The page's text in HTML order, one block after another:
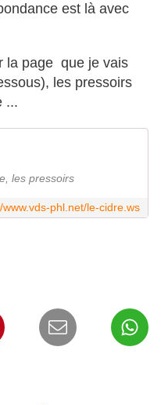
est là avec
la page que je vais
les pressoirs
...
les pressoirs
www.vds-phl.net/le-cidre.ws